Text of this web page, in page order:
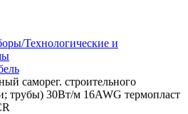
Технологические и
саморег. строительного
трубы) 30Вт/м 16AWG термопласт